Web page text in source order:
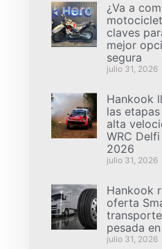
¿Va a
claves
mejor
segura
julio 31, 2026
Hankook
las
alta
WRC
2026
julio 31, 2026
Hankook
oferta
pesada
julio 31, 2026